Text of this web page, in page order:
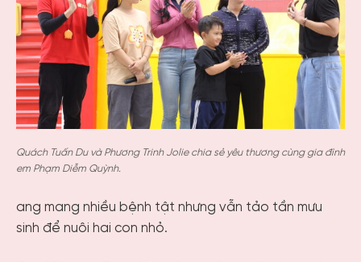
Quách Tuấn Du và Phương Trinh Jolie chia sẻ yêu thương cùng gia đình
em Phạm Diễm Quỳnh.
ang mang nhiều bệnh tật nhưng vẫn tảo tần mưu
sinh để nuôi hai con nhỏ.